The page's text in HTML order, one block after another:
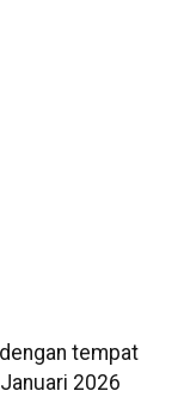
tempat
2026